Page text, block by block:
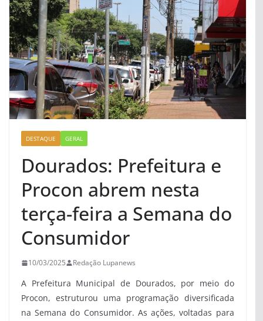
DESTAQUE GERAL
Dourados: Prefeitura e
Procon abrem nesta
terça-feira a Semana do
Consumidor
10/03/2025 Redação Lupanews
A Prefeitura Municipal de Dourados, por meio do
Procon, estruturou uma programação diversificada
na Semana do Consumidor. As ações, voltadas para